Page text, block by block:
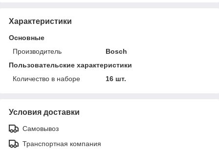
Характеристики
Основные
Производитель
Bosch
Пользовательские характеристики
Количество в наборе
16 шт.
Условия доставки
Самовывоз
Транспортная компания